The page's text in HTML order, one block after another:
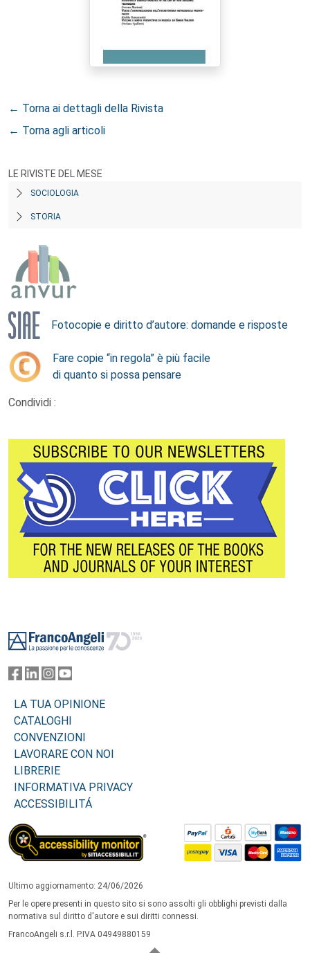
← Torna ai dettagli della Rivista
← Torna agli articoli
LE RIVISTE DEL MESE
SOCIOLOGIA
STORIA
Fotocopie e diritto d’autore: domande e risposte
Fare copie “in regola” è più facile
di quanto si possa pensare
Condividi :
LA TUA OPINIONE
CATALOGHI
CONVENZIONI
LAVORARE CON NOI
LIBRERIE
INFORMATIVA PRIVACY
ACCESSIBILITÁ
Ultimo aggiornamento: 24/06/2026
Per le opere presenti in questo sito si sono assolti gli obblighi previsti dalla
normativa sul diritto d'autore e sui diritti connessi.
FrancoAngeli s.r.l. P.IVA 04949880159